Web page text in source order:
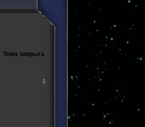
Тема закрыта
1